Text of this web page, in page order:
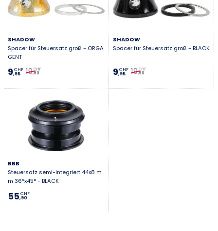
SHADOW
Spacer für Steuersatz groß - ORGA
GENT
9,95
CHF 19,90
CHF
SHADOW
Spacer für Steuersatz groß - BLACK
9,95
CHF 19,90
CHF
BBB
Steuersatz semi-integriert 44x8 m
m 36°x45° - BLACK
55,90
CHF